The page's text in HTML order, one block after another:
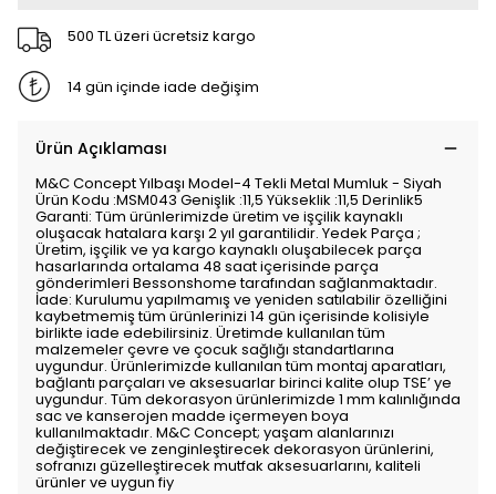
500 TL üzeri ücretsiz kargo
14 gün içinde iade değişim
Ürün Açıklaması
M&C Concept Yılbaşı Model-4 Tekli Metal Mumluk - Siyah
Ürün Kodu :MSM043 Genişlik :11,5 Yükseklik :11,5 Derinlik5
Garanti: Tüm ürünlerimizde üretim ve işçilik kaynaklı
oluşacak hatalara karşı 2 yıl garantilidir. Yedek Parça ;
Üretim, işçilik ve ya kargo kaynaklı oluşabilecek parça
hasarlarında ortalama 48 saat içerisinde parça
gönderimleri Bessonshome tarafından sağlanmaktadır.
İade: Kurulumu yapılmamış ve yeniden satılabilir özelliğini
kaybetmemiş tüm ürünlerinizi 14 gün içerisinde kolisiyle
birlikte iade edebilirsiniz. Üretimde kullanılan tüm
malzemeler çevre ve çocuk sağlığı standartlarına
uygundur. Ürünlerimizde kullanılan tüm montaj aparatları,
bağlantı parçaları ve aksesuarlar birinci kalite olup TSE’ ye
uygundur. Tüm dekorasyon ürünlerimizde 1 mm kalınlığında
sac ve kanserojen madde içermeyen boya
kullanılmaktadır. M&C Concept; yaşam alanlarınızı
değiştirecek ve zenginleştirecek dekorasyon ürünlerini,
sofranızı güzelleştirecek mutfak aksesuarlarını, kaliteli
ürünler ve uygun fiy